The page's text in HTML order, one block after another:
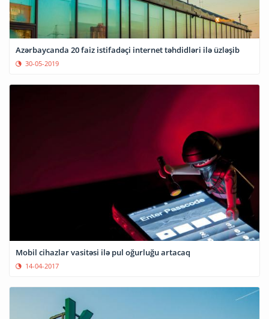
Azərbaycanda 20 faiz istifadəçi internet təhdidləri ilə üzləşib
30-05-2019
Mobil cihazlar vasitəsi ilə pul oğurluğu artacaq
14-04-2017